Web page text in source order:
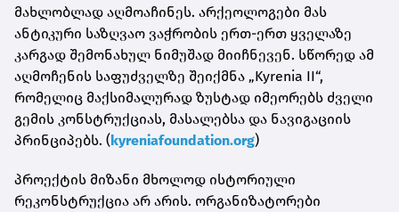
მახლობლად აღმოაჩინეს. არქეოლოგები მას
ანტიკური საზღვაო ვაჭრობის ერთ-ერთ ყველაზე
კარგად შემონახულ ნიმუშად მიიჩნევენ. სწორედ ამ
აღმოჩენის საფუძველზე შეიქმნა „Kyrenia II“,
რომელიც მაქსიმალურად ზუსტად იმეორებს ძველი
გემის კონსტრუქციას, მასალებსა და ნავიგაციის
პრინციპებს. (kyreniafoundation.org)
პროექტის მიზანი მხოლოდ ისტორიული
რეკონსტრუქცია არ არის. ორგანიზატორები